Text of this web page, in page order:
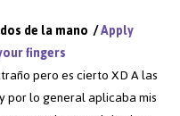
de la mano /Apply
fingers
pero es cierto XD A las
por lo general aplicaba mis